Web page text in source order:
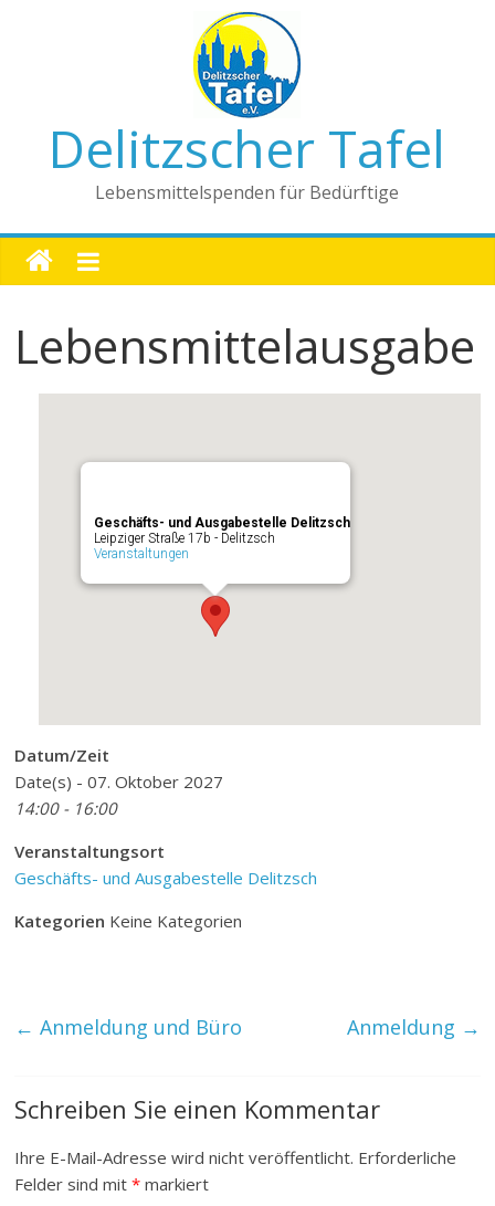
Delitzscher Tafel
Lebensmittelspenden für Bedürftige
Lebensmittelausgabe
Geschäfts- und Ausgabestelle Delitzsch
Leipziger Straße 17b - Delitzsch
Veranstaltungen
Datum/Zeit
Date(s) - 07. Oktober 2027
14:00 - 16:00
Veranstaltungsort
Geschäfts- und Ausgabestelle Delitzsch
Kategorien Keine Kategorien
← Anmeldung und Büro Anmeldung →
Schreiben Sie einen Kommentar
Ihre E-Mail-Adresse wird nicht veröffentlicht. Erforderliche
Felder sind mit* markiert